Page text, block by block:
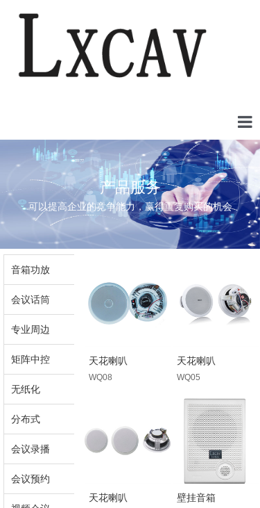
首页
案
产
新
联
可以提高企业的竞争能力，赢得重复购买的机会
产品服务
产品中心
音箱功放
会议话筒
专业周边
矩阵中控
无纸化
分布式
会议录播
会议预约
天花喇叭
WQ08
天花喇叭
WQ05
天花喇叭 壁挂音箱